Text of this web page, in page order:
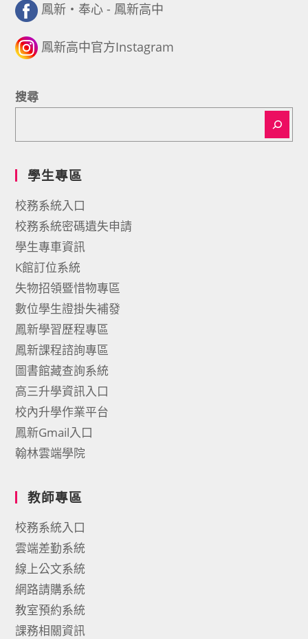
鳳新・奉心 - 鳳新高中
鳳新高中官方Instagram
搜尋
學生專區
校務系統入口
校務系統密碼遺失申請
學生專車資訊
K館訂位系統
失物招領暨惜物專區
數位學生證掛失補發
鳳新學習歷程專區
鳳新課程諮詢專區
圖書館藏查詢系統
高三升學資訊入口
校內升學作業平台
鳳新Gmail入口
翰林雲端學院
教師專區
校務系統入口
雲端差勤系統
線上公文系統
網路請購系統
教室預約系統
課務相關資訊